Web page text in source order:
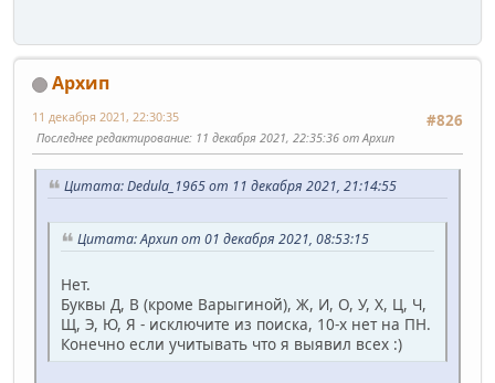
Архип
#826
11 декабря 2021, 22:30:35
Последнее редактирование: 11 декабря 2021, 22:35:36 от Архип
Цитата: Dedula_1965 от 11 декабря 2021, 21:14:55
Цитата: Архип от 01 декабря 2021, 08:53:15
Нет.
Буквы Д, В (кроме Варыгиной), Ж, И, О, У, Х, Ц, Ч,
Щ, Э, Ю, Я - исключите из поиска, 10-х нет на ПН.
Конечно если учитывать что я выявил всех :)